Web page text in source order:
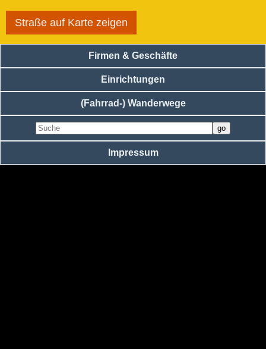
Straße auf Karte zeigen
Firmen & Geschäfte
Einrichtungen
(Fahrrad-) Wanderwege
Impressum